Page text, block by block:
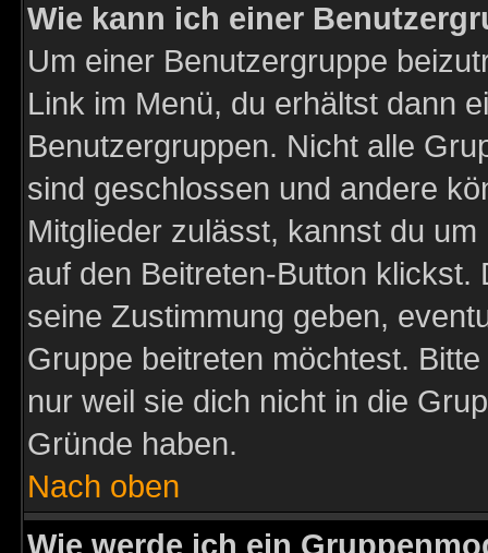
Wie kann ich einer
Um einer Benutzergruppe
Link im Menü, du erhältst dann
Benutzergruppen. Nicht alle
sind geschlossen und andere
Mitglieder zulässt, kannst du
auf den Beitreten-Button
seine Zustimmung geben,
Gruppe beitreten möchtest.
nur weil sie dich nicht in die
Gründe haben.
Nach oben
Wie werde ich ein